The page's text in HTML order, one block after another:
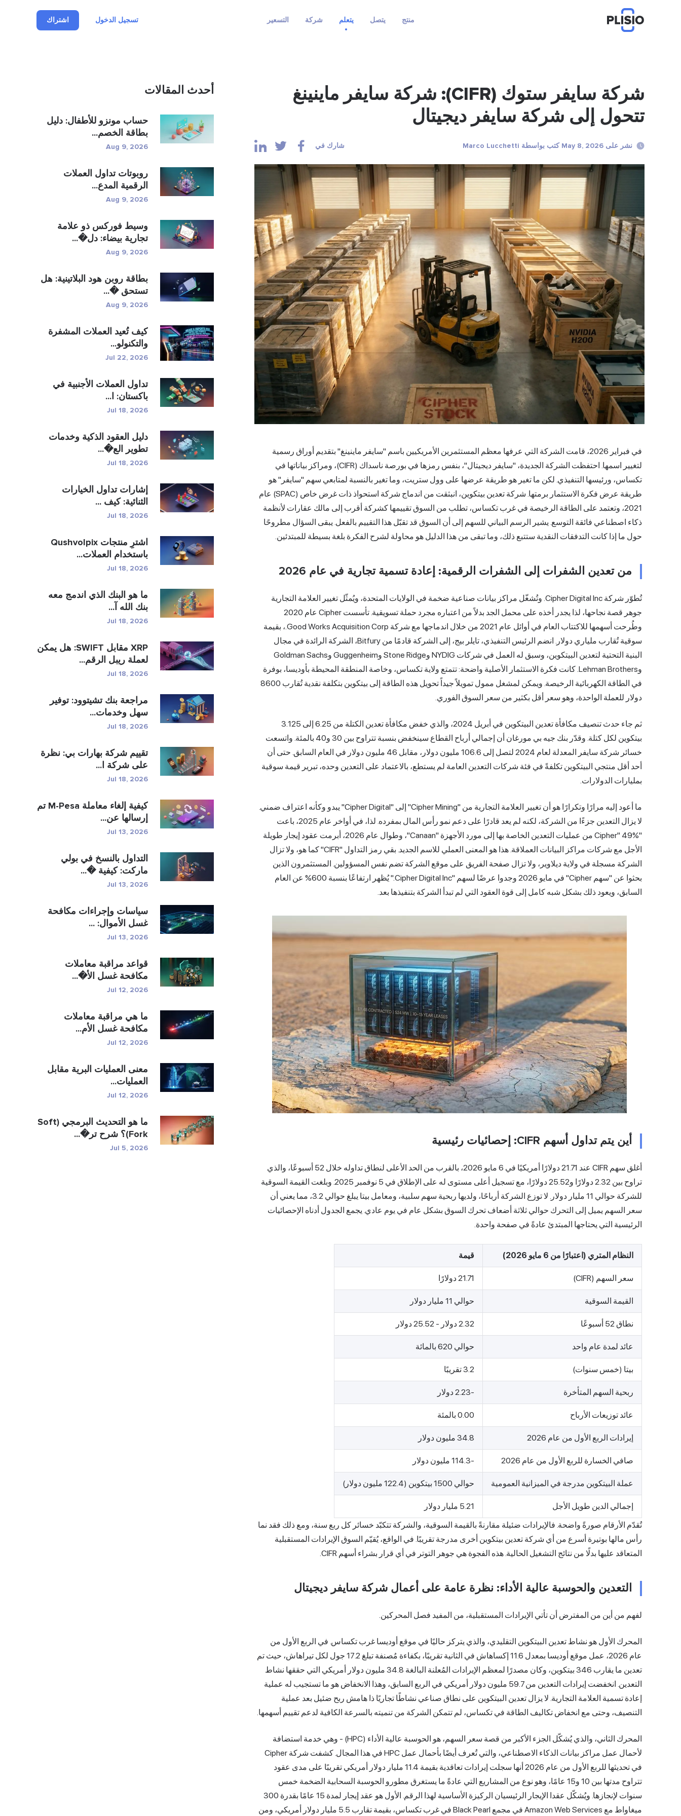
منتج يتصل يتعلم شركة التسعير تسجيل الدخول اشتراك
شركة سايفر ستوك (CIFR): شركة سايفر ماينينغ
تتحول إلى شركة سايفر ديجيتال
نشر على May 8, 2026 كتب بواسطة Marco Lucchetti شارك في
في فبراير 2026، قامت الشركة التي عرفها معظم المستثمرين الأمريكيين باسم "سايفر ماينينغ" بتقديم أوراق رسمية
لتغيير اسمها. احتفظت الشركة الجديدة، "سايفر ديجيتال"، بنفس رمزها في بورصة ناسداك (CIFR)، ومراكز بياناتها في
تكساس، ورئيسها التنفيذي. لكن ما تغير هو طريقة عرضها على وول ستريت، وما تغير بالنسبة لمتابعي سهم "سايفر" هو
طريقة عرض فكرة الاستثمار برمتها. شركة تعدين بيتكوين، انبثقت من اندماج شركة استحواذ ذات غرض خاص (SPAC) عام
2021، وتعتمد على الطاقة الرخيصة في غرب تكساس، تطلب من السوق تقييمها كشركة أقرب إلى مالك عقارات لأنظمة
ذكاء اصطناعي فائقة التوسع. يشير الرسم البياني للسهم إلى أن السوق قد تقبّل هذا التقييم بالفعل. يبقى السؤال مطروحًا
حول ما إذا كانت التدفقات النقدية ستتبع ذلك، وما تبقى من هذا الدليل هو محاولة لشرح الفكرة بلغة بسيطة للمبتدئين.
من تعدين الشفرات إلى الشفرات الرقمية: إعادة تسمية تجارية في عام 2026
تُطوّر شركة Cipher Digital Inc. وتُشغّل مراكز بيانات صناعية ضخمة في الولايات المتحدة، ويُمثّل تغيير العلامة التجارية
جوهر قصة نجاحها، لذا يجدر أخذه على محمل الجد بدلاً من اعتباره مجرد حملة تسويقية. تأسست Cipher عام 2020
وطُرحت أسهمها للاكتتاب العام في أوائل عام 2021 من خلال اندماجها مع شركة Good Works Acquisition Corp.، بقيمة
سوقية تُقارب ملياري دولار. انضم الرئيس التنفيذي، تايلر بيج، إلى الشركة قادمًا من Bitfury، الشركة الرائدة في مجال
البنية التحتية لتعدين البيتكوين
، وسبق له العمل في شركات NYDIG وStone Ridge وGuggenheim وGoldman Sachs
وLehman Brothers. كانت فكرة الاستثمار الأصلية واضحة: تتمتع ولاية تكساس، وخاصة المنطقة المحيطة بأوديسا، بوفرة
في الطاقة الكهربائية الرخيصة. ويمكن لمشغل ممول تمويلاً جيداً تحويل هذه الطاقة إلى بيتكوين بتكلفة نقدية تُقارب 8600
دولار للعملة الواحدة، وهو سعر أقل بكثير من سعر السوق الفوري.
ثم جاء حدث تنصيف مكافأة تعدين البيتكوين في أبريل 2024، والذي خفض مكافأة تعدين الكتلة من 6.25 إلى 3.125
بيتكوين لكل كتلة. وقدّر بنك جيه بي مورغان أن إجمالي أرباح القطاع سينخفض بنسبة تتراوح بين 30 و40 بالمئة. واتسعت
خسائر شركة سايفر المعدلة لعام 2024 لتصل إلى 106.6 مليون دولار، مقابل 46 مليون دولار في العام السابق. حتى أن
أحد أقل منتجي البيتكوين تكلفةً في فئة شركات التعدين العامة لم يستطع، بالاعتماد على التعدين وحده، تبرير قيمة سوقية
بمليارات الدولارات.
ما أعود إليه مرارًا وتكرارًا هو أن تغيير العلامة التجارية من "Cipher Mining" إلى "Cipher Digital" يبدو وكأنه اعتراف ضمني.
لا يزال التعدين جزءًا من الشركة، لكنه لم يعد قادرًا على دعم نمو رأس المال بمفرده. لذا، في أواخر عام 2025، باعت
"Cipher" 49% من عمليات التعدين الخاصة بها إلى مورد الأجهزة "Canaan"، وطوال عام 2026، أبرمت عقود إيجار طويلة
الأجل مع شركات مراكز البيانات العملاقة. هذا هو المعنى العملي للاسم الجديد. بقي رمز التداول "CIFR" كما هو، ولا تزال
الشركة مسجلة في ولاية ديلاوير، ولا تزال صفحة الفريق على موقع الشركة تضم نفس المسؤولين. المستثمرون الذين
بحثوا عن "سهم Cipher" في مايو 2026 وجدوا عرضًا لسهم "Cipher Digital Inc." يُظهر ارتفاعًا بنسبة 600% عن العام
السابق، ويعود ذلك بشكل شبه كامل إلى قوة العقود التي لم تبدأ الشركة بتنفيذها بعد.
أين يتم تداول أسهم CIFR: إحصائيات رئيسية
أغلق سهم CIFR عند 21.71 دولارًا أمريكيًا في 6 مايو 2026، بالقرب من الحد الأعلى لنطاق تداوله خلال 52 أسبوعًا، والذي
تراوح بين 2.32 دولارًا و25.52 دولارًا، مع تسجيل أعلى مستوى له على الإطلاق في 5 نوفمبر 2025. وبلغت القيمة السوقية
للشركة حوالي 11 مليار دولار. لا توزع الشركة أرباحًا، ولديها ربحية سهم سلبية، ومعامل بيتا يبلغ حوالي 3.2، مما يعني أن
سعر السهم يميل إلى التحرك حوالي ثلاثة أضعاف تحرك السوق بشكل عام في يوم عادي. يجمع الجدول أدناه الإحصائيات
الرئيسية التي يحتاجها المبتدئ عادةً في صفحة واحدة.
النظام المتري (اعتبارًا من 6 مايو 2026) قيمة
سعر السهم (CIFR) 21.71 دولارًا
القيمة السوقية حوالي 11 مليار دولار
نطاق 52 أسبوعًا 2.32 دولار - 25.52 دولار
عائد لمدة عام واحد حوالي 620 بالمائة
بيتا (خمس سنوات) 3.2 تقريبًا
ربحية السهم المتأخرة -2.23 دولار
عائد توزيعات الأرباح 0.00 بالمئة
إيرادات الربع الأول من عام 2026 34.8 مليون دولار
صافي الخسارة للربع الأول من عام 2026 -114.3 مليون دولار
عملة البيتكوين مدرجة في الميزانية العمومية حوالي 1500 بيتكوين (122.4 مليون دولار)
إجمالي الدين طويل الأجل
5.21 مليار دولار
تُقدّم الأرقام صورةً واضحة. فالإيرادات ضئيلة مقارنةً بالقيمة السوقية، والشركة تتكبّد خسائر كل ربع سنة، ومع ذلك فقد نما
رأس مالها بوتيرة أسرع من أي شركة تعدين بيتكوين أخرى مدرجة تقريبًا. في الواقع، يُقيّم السوق الإيرادات المستقبلية
المتعاقد عليها بدلًا من نتائج التشغيل الحالية. هذه الفجوة هي جوهر التوتر في أي قرار بشراء أسهم CIFR.
التعدين والحوسبة عالية الأداء: نظرة عامة على أعمال شركة سايفر ديجيتال
لفهم من أين من المفترض أن تأتي الإيرادات المستقبلية، من المفيد فصل المحركين.
المحرك الأول هو نشاط تعدين البيتكوين التقليدي، والذي يتركز حاليًا في موقع أوديسا غرب تكساس. في الربع الأول من
عام 2026، عمل موقع أوديسا بمعدل 11.6 إكساهاش في الثانية تقريبًا، بكفاءة مُصنفة تبلغ 17.2 جول لكل تيراهاش، حيث تم
تعدين ما يقارب 346 بيتكوين، وكان مصدرًا لمعظم الإيرادات المُعلنة البالغة 34.8 مليون دولار أمريكي التي حققها نشاط
التعدين. انخفضت إيرادات التعدين من 59.7 مليون دولار أمريكي في الربع السابق، وهذا الانخفاض هو ما تستجيب له عملية
إعادة تسمية العلامة التجارية. لا يزال تعدين البيتكوين على نطاق صناعي نشاطًا تجاريًا ذا هامش ربح ضئيل بعد عملية
التنصيف، وحتى مع انخفاض تكاليف الطاقة في تكساس، لم تتمكن الشركة من تنميته بالسرعة الكافية لدعم تقييم أسهمها.
المحرك الثاني، والذي يُشكّل الجزء الأكبر من قصة سعر السهم، هو الحوسبة عالية الأداء (HPC) - وهي خدمة استضافة
لأحمال عمل مراكز بيانات الذكاء الاصطناعي، والتي تُعرف أيضًا بأحمال عمل HPC في هذا المجال. كشفت شركة Cipher
في تحديثها للربع الأول من عام 2026 أنها سجلت إيرادات تعاقدية بقيمة 11.4 مليار دولار أمريكي تقريبًا على مدى عقود
تتراوح مدتها بين 10 و15 عامًا، وهو نوع من المشاريع التي عادةً ما يستغرق مطورو الحوسبة السحابية الضخمة خمس
سنوات لإنجازها. ويُشكّل عقدا الإيجار الرئيسيان الركيزة الأساسية لهذا الرقم. الأول هو عقد إيجار لمدة 15 عامًا بقدرة 300
ميغاواط مع Amazon Web Services في مجمع Black Pearl في غرب تكساس، بقيمة تقارب 5.5 مليار دولار أمريكي، ومن
أحدث المقالات
حساب مونزو للأطفال: دليل
بطاقة الخصم...
Aug 9, 2026
روبوتات تداول العملات
الرقمية المدع...
Aug 9, 2026
وسيط فوركس ذو علامة
تجارية بيضاء: دل�...
Aug 9, 2026
بطاقة روبن هود البلاتينية: هل
تستحق �...
Aug 9, 2026
كيف تُعيد العملات المشفرة
والتكنولو...
Jul 22, 2026
تداول العملات الأجنبية في
باكستان: ا...
Jul 18, 2026
دليل العقود الذكية وخدمات
تطوير الع�...
Jul 18, 2026
إشارات تداول الخيارات
الثنائية: كيف ...
Jul 18, 2026
اشترِ منتجات Qushvolpix
باستخدام العملات...
Jul 18, 2026
ما هو البنك الذي اندمج معه
بنك الله آ...
Jul 18, 2026
XRP مقابل SWIFT: هل يمكن
لعملة ريبل الرقم...
Jul 18, 2026
مراجعة بنك تشيتوود: توفير
سهل وخدمات...
Jul 18, 2026
تقييم شركة بهارات بي: نظرة
على شركة ا...
Jul 18, 2026
كيفية إلغاء معاملة M-Pesa تم
إرسالها عن...
Jul 13, 2026
التداول بالنسخ في بولي
ماركت: كيفية �...
Jul 13, 2026
سياسات وإجراءات مكافحة
غسل الأموال: ...
Jul 13, 2026
قواعد مراقبة معاملات
مكافحة غسل الأ�...
Jul 12, 2026
ما هي مراقبة معاملات
مكافحة غسل الأم...
Jul 12, 2026
معنى العمليات البرية مقابل
العمليات...
Jul 12, 2026
ما هو التحديث البرمجي (Soft
Fork)؟ شرح تر�...
Jul 5, 2026